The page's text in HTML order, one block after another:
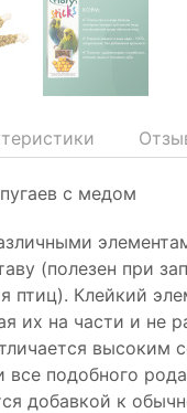
с медом
(полезен при
птиц). Клейкий
их на части и не
высоким
все подобного
добавкой к